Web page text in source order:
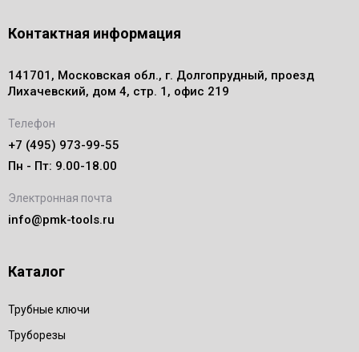
Контактная информация
141701, Московская обл., г. Долгопрудный, проезд
Лихачевский, дом 4, стр. 1, офис 219
Телефон
+7 (495) 973-99-55
Пн - Пт: 9.00-18.00
Электронная почта
info@pmk-tools.ru
Каталог
Трубные ключи
Труборезы